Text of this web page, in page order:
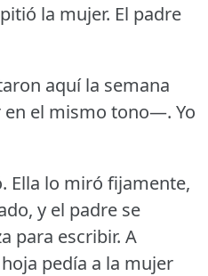
la mujer. El padre
aquí la semana
el mismo tono—. Yo
Ella lo miró fijamente,
y el padre se
para escribir. A
pedía a la mujer